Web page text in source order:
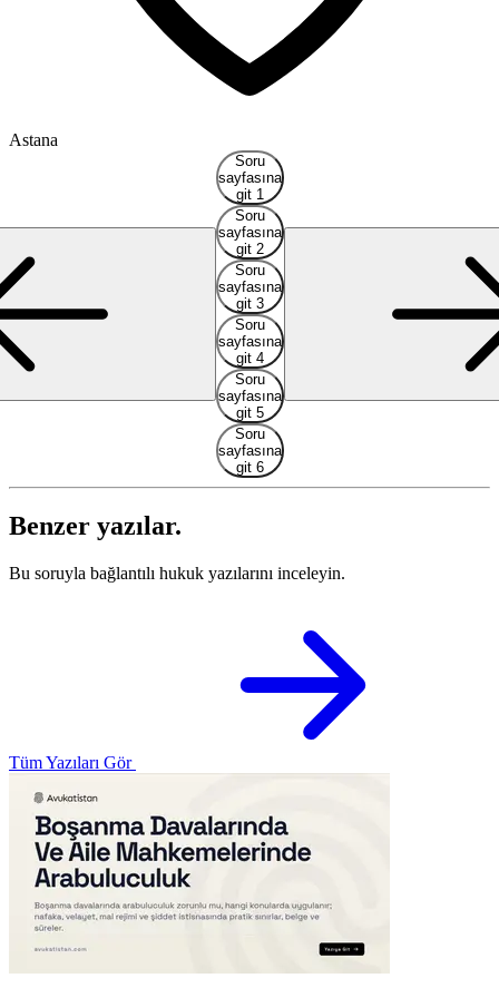
Astana
Soru
sayfasına
git 1
Soru
sayfasına
git 2
Soru
sayfasına
git 3
Soru
sayfasına
git 4
Soru
sayfasına
git 5
Soru
sayfasına
git 6
Benzer yazılar.
Bu soruyla bağlantılı hukuk yazılarını inceleyin.
Tüm Yazıları Gör